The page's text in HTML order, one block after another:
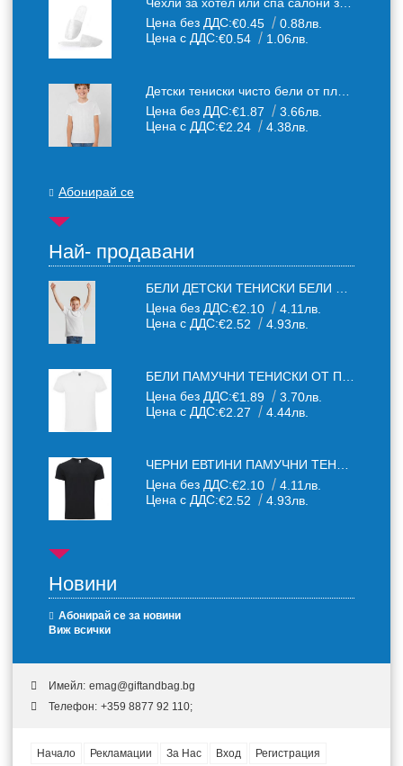
Цена без ДДС:€0.45
0.88лв.
Цена с ДДС:€0.54 1.06лв.
Цена без ДДС:€1.87
3.66лв.
Цена с ДДС:€2.24 4.38лв.
Абонирай се
Най- продавани
Цена без ДДС:€2.10
4.11лв.
Цена с ДДС:€2.52 4.93лв.
Цена без ДДС:€1.89
3.70лв.
Цена с ДДС:€2.27 4.44лв.
Цена без ДДС:€2.10
4.11лв.
Цена с ДДС:€2.52 4.93лв.
Новини
Абонирай се за новини
Виж всички
Имейл: emag@giftandbag.bg
Телефон: +359 8877 92 110;
Начало Рекламации За Нас Вход Регистрация